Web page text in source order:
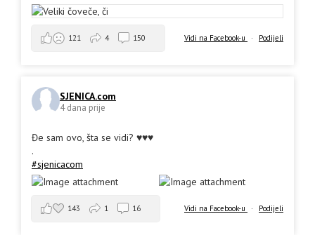
Vidi na Facebook-u · Podijeli
121 4 150
SJENICA.com
4 dana prije
Đe sam ovo, šta se vidi? ♥️♥️♥️
.
#sjenicacom
Vidi na Facebook-u · Podijeli
143 1 16